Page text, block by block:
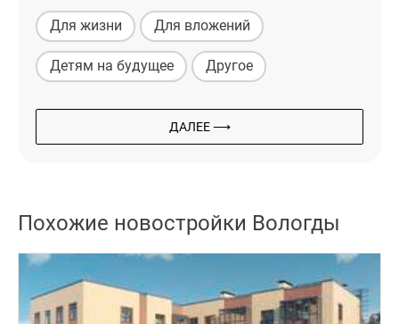
Для жизни Для вложений
Детям на будущее Другое
ДАЛЕЕ ⟶
Похожие новостройки Вологды